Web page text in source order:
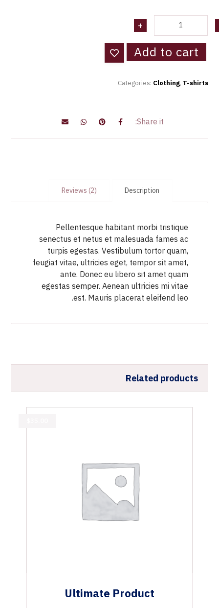
+
Add to cart
Categories: Clothing, T-shirts
Description
Reviews (2)
Pellentesque habitant morbi tristique
senectus et netus et malesuada fames ac
turpis egestas. Vestibulum tortor quam,
feugiat vitae, ultricies eget, tempor sit amet,
ante. Donec eu libero sit amet quam
egestas semper. Aenean ultricies mi vitae
est. Mauris placerat eleifend leo.
Related products
Ultimate Product